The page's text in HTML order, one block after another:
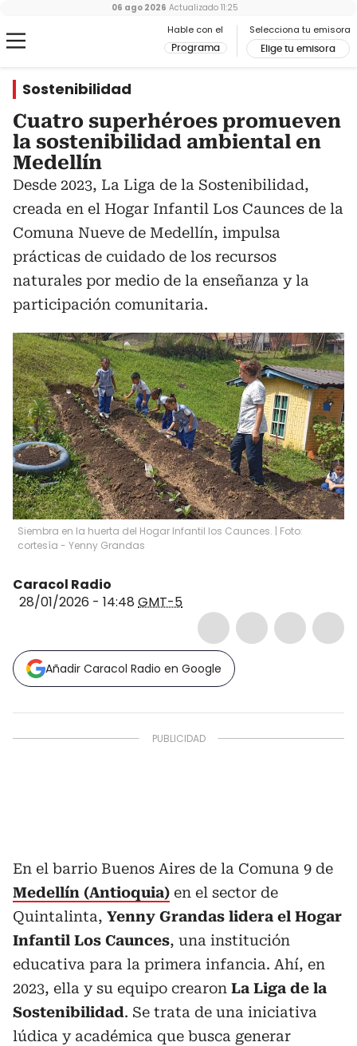
Hable con el
Programa
Selecciona tu emisora
Elige tu emisora
06 ago 2026 Actualizado 11:25
Sostenibilidad
Cuatro superhéroes promueven
la sostenibilidad ambiental en
Medellín
Desde 2023, La Liga de la Sostenibilidad,
creada en el Hogar Infantil Los Caunces de la
Comuna Nueve de Medellín, impulsa
prácticas de cuidado de los recursos
naturales por medio de la enseñanza y la
participación comunitaria.
Siembra en la huerta del Hogar Infantil los Caunces. | Foto:
cortesía - Yenny Grandas
Caracol Radio
28/01/2026 - 14:48 GMT-5
Añadir Caracol Radio en Google
En el barrio Buenos Aires de la Comuna 9 de
Medellín (Antioquia) en el sector de
Quintalinta, Yenny Grandas lidera el Hogar
Infantil Los Caunces, una institución
educativa para la primera infancia. Ahí, en
2023, ella y su equipo crearon La Liga de la
Sostenibilidad. Se trata de una iniciativa
lúdica y académica que busca generar